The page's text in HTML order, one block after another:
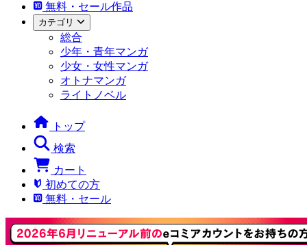
無料・セール作品
カテゴリ
総合
少年・青年マンガ
少女・女性マンガ
オトナマンガ
ライトノベル
トップ
検索
カート
初めての方
無料・セール